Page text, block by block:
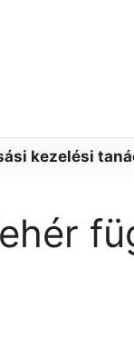
kezelési